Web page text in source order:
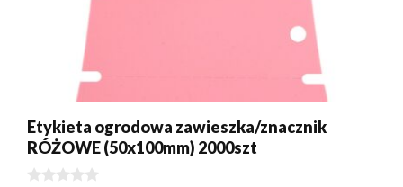
Etykieta ogrodowa zawieszka/znacznik
RÓŻOWE (50x100mm) 2000szt